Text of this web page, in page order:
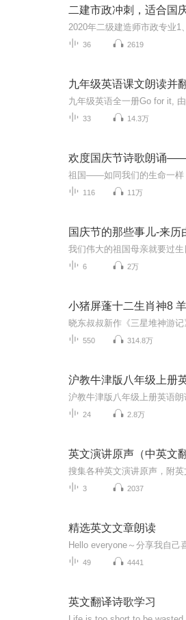
二建市政冲刺，适合国
36 2619
九年级英语课文朗读并
33 14.3万
欢度国庆节诗歌朗诵
116 11万
国庆节的那些事儿-来历
6 2万
550 314.8万
沪教牛津版八年级上册英语
24 2.8万
英文演讲原声（中英文翻
搜集各种英文演讲原声，附
3 2037
精选英文文章朗读
49 4441
英文翻译诗歌学习